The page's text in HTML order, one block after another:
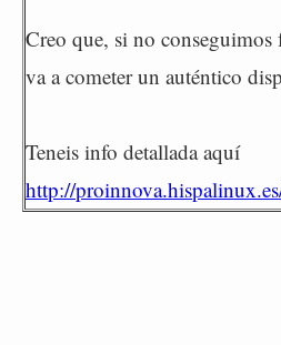
Creo que, si no conseguimos
va a cometer un auténtico
Teneis info detallada aquí
http://